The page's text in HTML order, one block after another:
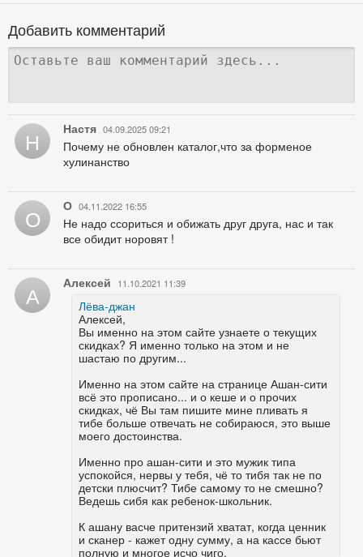
Добавить комментарий
Н Настя 04.09.2025 09:21
Почему не обновлен каталог,что за форменое
хулинанство
О О 04.11.2022 16:55
Не надо ссориться и обижать друг друга, нас и так
все обидит норовят !
А Алексей 11.10.2021 11:39
Лёва-джан
Алексей,
Вы именно на этом сайте узнаете о текущих
скидках? Я именно только на этом и не
шастаю по другим...
Именно на этом сайте на странице Ашан-сити
всё это прописано... и о кеше и о прочих
скидках, чё Вы там пишите мине пливать я
тибе больше отвечать не собираюся, это выше
моего достоинства.
Именно про ашан-сити и это мужик типа
успокойся, нервы у тебя, чё то тибя так не по
детски плюсчит? Тибе самому то не смешно?
Ведешь сибя как ребенок-школьник.
К ашану васче притензий хватат, когда ценник
и сканер - кажет одну сумму, а на кассе бьют
полную и многое исчо чиго.